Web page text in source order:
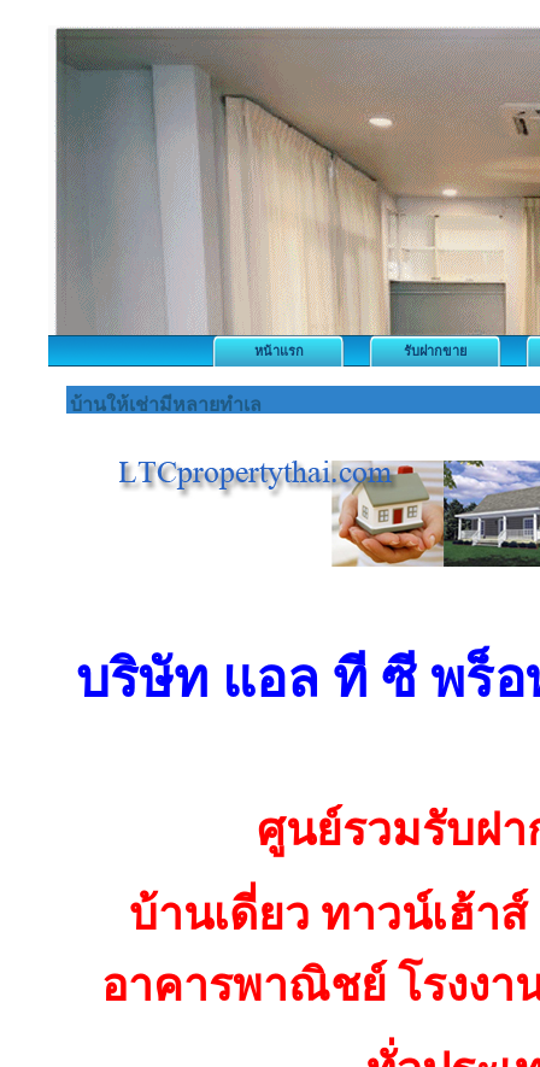
หน้าแรก รับฝากขาย
บ้านให้เช่ามีหลายทำเล
บริษัท แอล ที ซี พร็
ศูนย์รวมรับฝ
บ้านเดี่ยว ทาวน์เฮ้า
อาคารพาณิชย์ โรงงา